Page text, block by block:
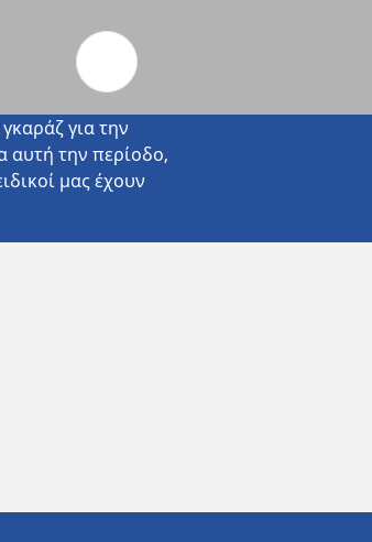
Αυτοκίνητα και SUV
Μοτοσυκλέτες και scooter
Ποδήλαταγια την
αυτή την περίοδο,
μας έχουν